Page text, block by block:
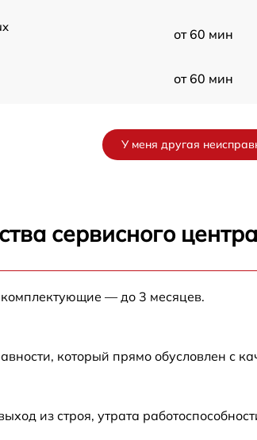
от 60 мин
от 60 мин
от 60 мин
У меня другая
сервисного
— до 3 месяцев.
который прямо обусловлен с
из строя, утрата